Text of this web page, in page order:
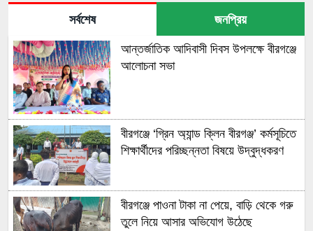
সর্বশেষ জনপ্রিয়
আন্তর্জাতিক আদিবাসী দিবস উপলক্ষে বীরগঞ্জে
আলোচনা সভা
বীরগঞ্জে ‘গ্রিন অ্যান্ড ক্লিন বীরগঞ্জ’ কর্মসূচিতে
শিক্ষার্থীদের পরিচ্ছন্নতা বিষয়ে উদ্বুদ্ধকরণ
বীরগঞ্জে পাওনা টাকা না পেয়ে, বাড়ি থেকে গরু
তুলে নিয়ে আসার অভিযোগ উঠেছে